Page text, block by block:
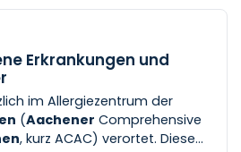
ist. Das
und
an der Uniklinik RWTH
Urologie, Gynäkologie,
Geriatrie. Im Fokus steht
Weitere Informationen
des Kontinenz- und
.
Erkrankungen und
im Allergiezentrum der
(Aachener Comprehensive
, kurz ACAC) verortet. Dieses